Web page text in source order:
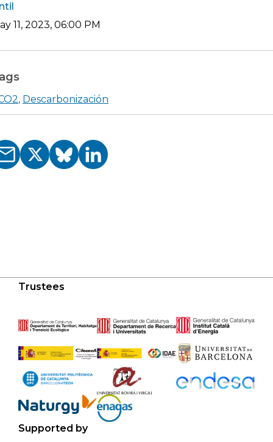
11, 2023, 06:00 PM
, Descarbonización
Trustees
Supported by